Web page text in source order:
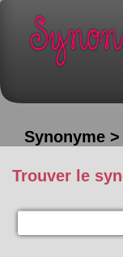
Synonyme
Trouver le